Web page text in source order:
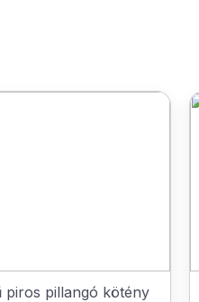
piros pillangó kötény